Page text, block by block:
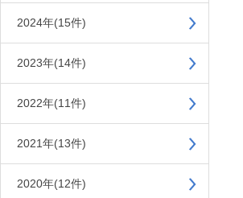
2024年(15件)
2023年(14件)
2022年(11件)
2021年(13件)
2020年(12件)